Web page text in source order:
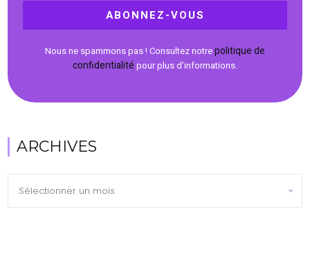
Nous ne spammons pas ! Consultez notrepolitique de
confidentialité pour plus d’informations.
ARCHIVES